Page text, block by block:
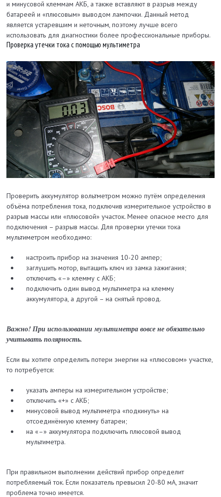
и минусовой клеммам АКБ, а также вставляют в разрыв между
батареей и «плюсовым» выводом лампочки. Данный метод
является устаревшим и неточным, поэтому лучше всего
использовать для диагностики более профессиональные приборы.
Проверка утечки тока с помощью мультиметра
Проверить аккумулятор вольтметром можно путём определения
объёма потребления тока, подключив измерительное устройство в
разрыв массы или «плюсовой» участок. Менее опасное место для
подключения – разрыв массы. Для проверки утечки тока
мультиметром необходимо:
настроить прибор на значения 10-20 ампер;
заглушить мотор, вытащить ключ из замка зажигания;
отключить «–» клемму с АКБ;
подключить один вывод мультиметра на клемму
аккумулятора, а другой – на снятый провод.
Важно! При использовании мультиметра вовсе не обязательно
учитывать полярность.
Если вы хотите определить потери энергии на «плюсовом» участке,
то потребуется:
указать амперы на измерительном устройстве;
отключить «+» с АКБ;
минусовой вывод мультиметра «подкинуть» на
отсоединённую клемму батареи;
на «–» аккумулятора подключить плюсовой вывод
мультиметра.
При правильном выполнении действий прибор определит
потребляемый ток. Если показатель превысил 20-80 мА, значит
проблема точно имеется.